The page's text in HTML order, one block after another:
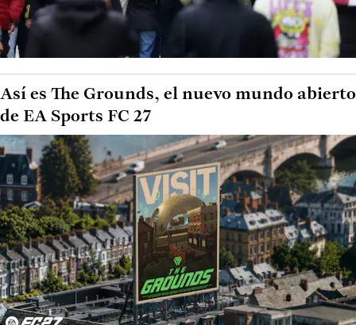
Así es The Grounds, el nuevo mundo abierto
de EA Sports FC 27